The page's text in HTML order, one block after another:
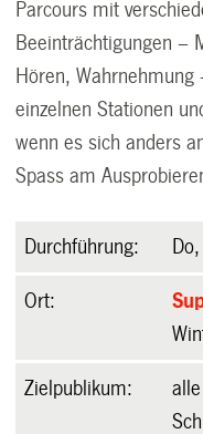
Parcours mit
Beeinträchtigungen –
Hören,
einzelnen Stationen
wenn es sich anders
Spass am
Durchführung:
Ort:
Zielpublikum: